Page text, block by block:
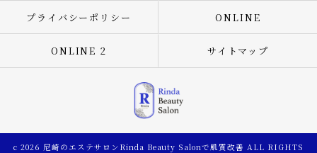
プライバシーポリシー ONLINE
ONLINE 2 サイトマップ
c 2026 尼崎のエステサロンRinda Beauty Salonで肌質改善 ALL RIGHTS